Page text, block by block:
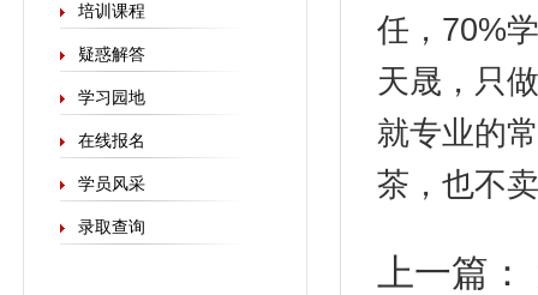
培训课程
疑惑解答
学习园地
在线报名
学员风采
录取查询
任，70%
天晟，只
就专业的
茶，也不
上一篇：